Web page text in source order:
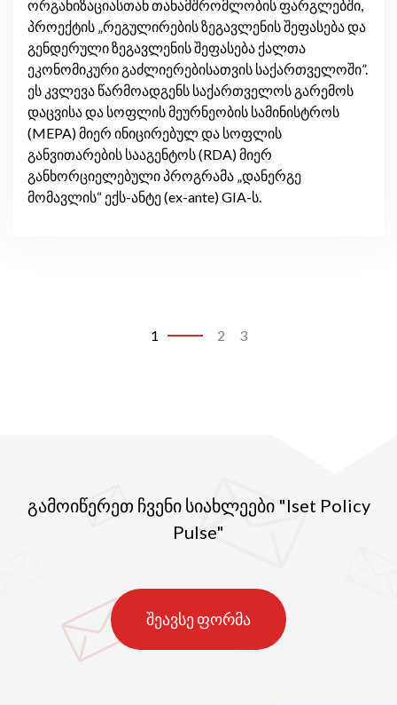
ორგანიზაციასთან თანამშრომლობის ფარგლებში,
პროექტის „რეგულირების ზეგავლენის შეფასება და
გენდერული ზეგავლენის შეფასება ქალთა
ეკონომიკური გაძლიერებისათვის საქართველოში”.
ეს კვლევა წარმოადგენს საქართველოს გარემოს
დაცვისა და სოფლის მეურნეობის სამინისტროს
(MEPA) მიერ ინიცირებულ და სოფლის
განვითარების სააგენტოს (RDA) მიერ
განხორციელებული პროგრამა „დანერგე
მომავლის“ ექს-ანტე (ex-ante) GIA-ს.
1 2 3
გამოიწერეთ ჩვენი სიახლეები "Iset Policy
Pulse"
შეავსე ფორმა